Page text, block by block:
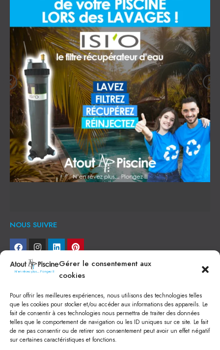
Gérer le consentement aux
cookies
Pour offrir les meilleures expériences, nous utilisons des technologies telles
que les cookies pour stocker et/ou accéder aux informations des appareils. Le
fait de consentir à ces technologies nous permettra de traiter des données
telles que le comportement de navigation ou les ID uniques sur ce site. Le fait
de ne pas consentir ou de retirer son consentement peut avoir un effet négatif
sur certaines caractéristiques et fonctions.
NOUS SUIVRE
NEWSLETTER
Je veux recevoir toute l'actu
NOS SERVICES
Construction de piscine béton à Narbonne
Piscine coque à Narbonne